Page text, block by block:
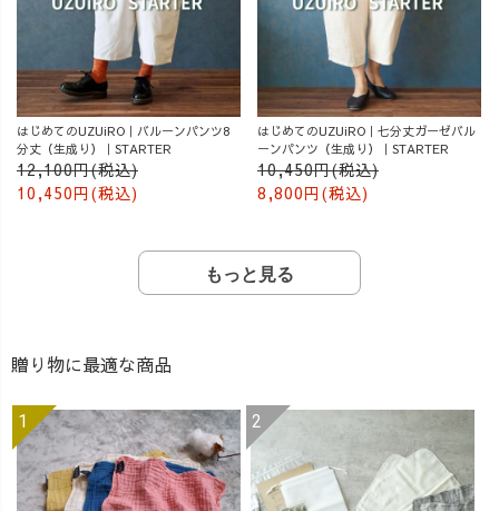
はじめてのUZUiRO｜バルーンパンツ8
分丈（生成り）｜STARTER
12,100円(税込)
10,450円(税込)
はじめてのUZUiRO｜七分丈ガーゼバル
ーンパンツ（生成り）｜STARTER
10,450円(税込)
8,800円(税込)
もっと見る
贈り物に最適な商品